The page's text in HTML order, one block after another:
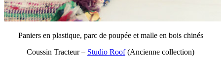
Paniers en plastique, parc de poupée et malle en bois chinés
Coussin Tracteur – Studio Roof(Ancienne collection)